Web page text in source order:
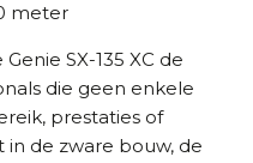
meter
SX-135 XC de
die geen enkele
prestaties of
in de zware bouw, de